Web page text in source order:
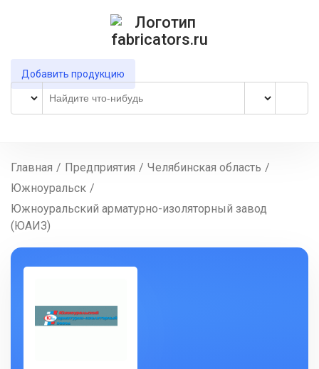
Добавить продукцию
Главная / Предприятия / Челябинская область /
Южноуральск /
Южноуральский арматурно-изоляторный завод
(ЮАИЗ)